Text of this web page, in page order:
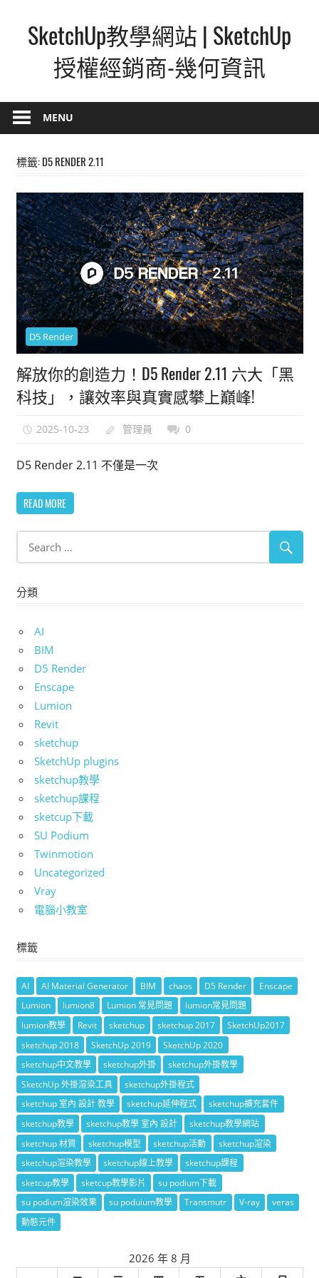
contentSketchUp教學網站 | SketchUp
授權經銷商-幾何資訊
–
最
覺
設
計
方
式,
人
人
都
能
上
手
的
3D
軟
MENU
標籤:D5 RENDER 2.11
D5 Render
解放你的創造力！D5 Render 2.11 六大「黑
科技」，讓效率與真實感攀上巔峰!
2025-10-23 管理員 0
D5 Render 2.11 不僅是一次
READ MORE
分類
AI
BIM
D5 Render
Enscape
Lumion
Revit
sketchup
SketchUp plugins
sketchup教學
sketchup課程
sketcup下載
SU Podium
Twinmotion
Uncategorized
Vray
電腦小教室
標籤
AI AI Material Generator BIM chaos D5 Render
Enscape
Lumion
lumion8 Lumion 常見問題
lumion常見問題
lumion教學
Revit sketchup sketchup 2017
SketchUp2017
sketchup 2018
SketchUp 2019
SketchUp 2020
sketchup中文教學
sketchup外掛
sketchup外掛教學
SketchUp 外掛渲染工具
sketchup外掛程式
sketchup 室內 設計 教學
sketchup延伸程式
sketchup擴充套件
sketchup教學
sketchup教學 室內 設計
sketchup教學網站
sketchup 材質
sketchup模型 sketchup活動
sketchup渲染
sketchup渲染教學
sketchup線上教學
sketchup課程
sketcup教學
sketcup教學影片
su podium下載
su podium渲染效果
su poduium教學 Transmutr V-ray
veras
動態元件
2026 年 8 月